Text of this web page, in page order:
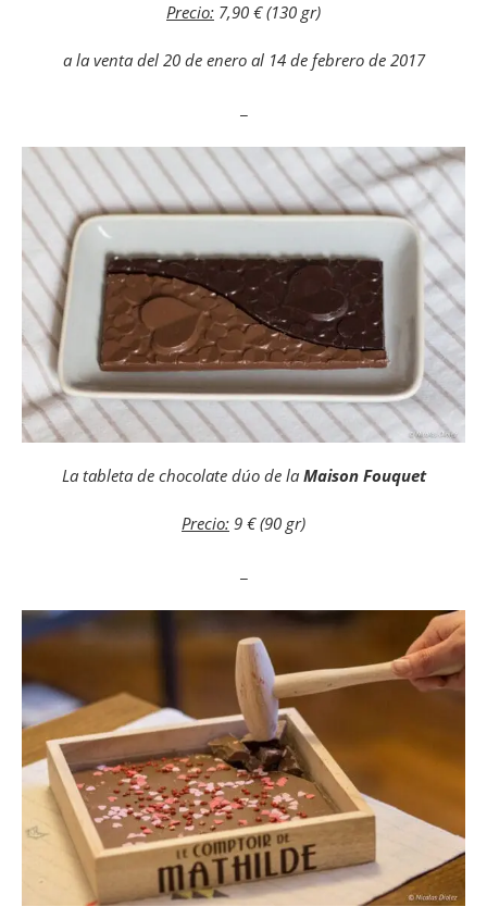
Precio: 7,90 € (130 gr)
a la venta del 20 de enero al 14 de febrero de 2017
La tableta de chocolate dúo de la Maison Fouquet
Precio: 9 € (90 gr)